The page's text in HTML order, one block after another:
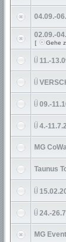
04.09.-
02.09.-
[ Gehe
11.-
09.-
4.-
MG
Taunus
24.-
MG